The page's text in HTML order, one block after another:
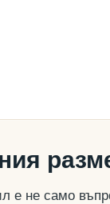
е не само